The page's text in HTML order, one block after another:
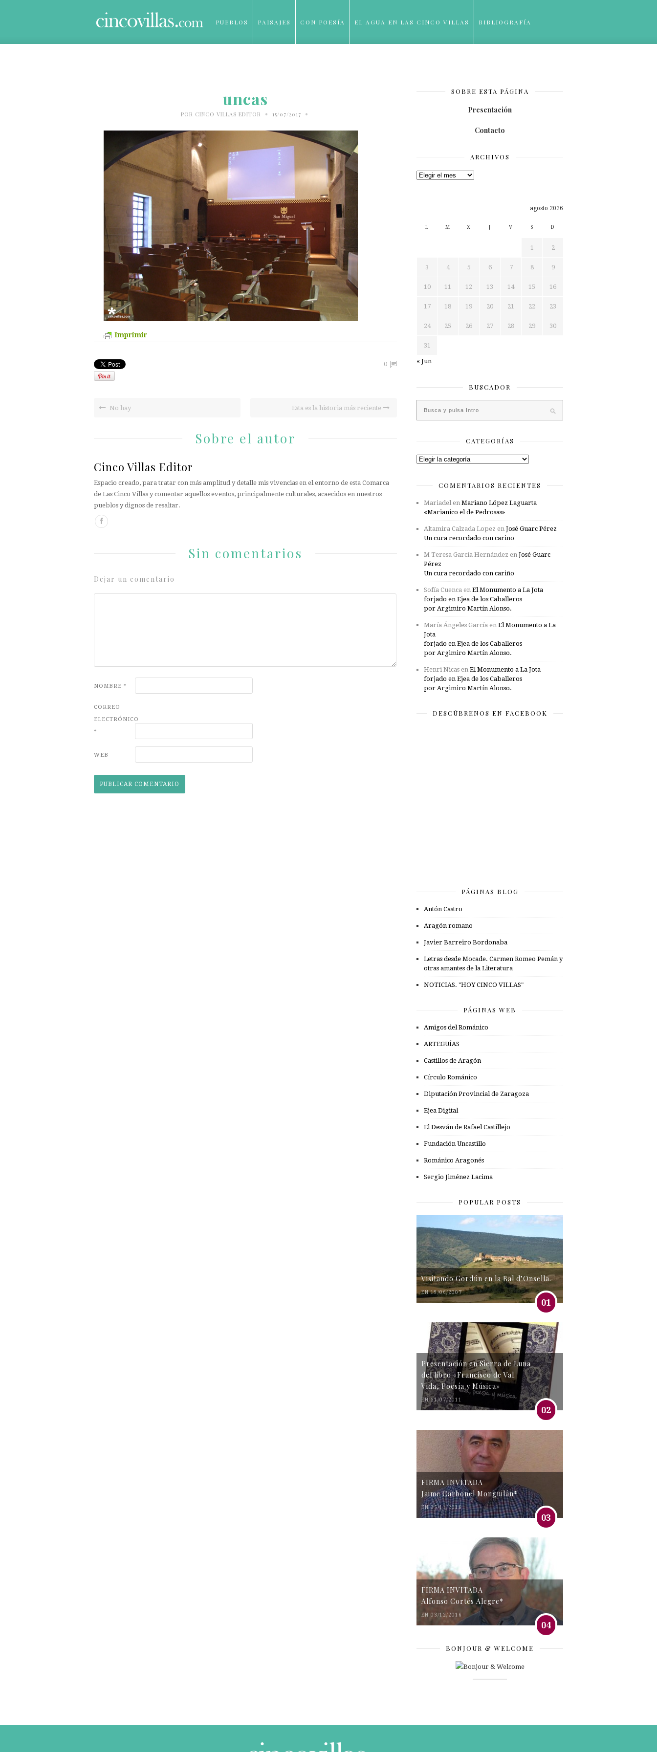
PUEBLOS PAISAJES CON POESÍA EL AGUA EN LAS CINCO VILLAS BIBLIOGRAFÍA
uncas
POR CINCO VILLAS EDITOR • 15/07/2017 •
Imprimir
0
No hay Esta es la historia más reciente
Sobre el autor
Cinco Villas Editor
Espacio creado, para tratar con más amplitud y detalle mis vivencias en el entorno de esta Comarca
de Las Cinco Villas y comentar aquellos eventos, principalmente culturales, acaecidos en nuestros
pueblos y dignos de resaltar.
Sin comentarios
Dejar un comentario
NOMBRE *
CORREO
ELECTRÓNICO
*
WEB
SOBRE ESTA PÁGINA
Presentación
Contacto
ARCHIVOS
Archivos
agosto 2026
L M X J V S D
1 2
3 4 5 6 7 8 9
10 11 12 13 14 15 16
17 18 19 20 21 22 23
24 25 26 27 28 29 30
31
« Jun
BUSCADOR
CATEGORÍAS
Categorías
COMENTARIOS RECIENTES
Mariadelen Mariano López Laguarta
«Marianico el de Pedrosas»
Altamira Calzada Lopez en José Guarc Pérez
Un cura recordado con cariño
M Teresa García Hernández en José Guarc
Pérez
Un cura recordado con cariño
Sofía Cuenca en El Monumento a La Jota
forjado en Ejea de los Caballeros
por Argimiro Martín Alonso.
María Ángeles García en El Monumento a La
Jota
forjado en Ejea de los Caballeros
por Argimiro Martín Alonso.
Henri Nicas en El Monumento a La Jota
forjado en Ejea de los Caballeros
por Argimiro Martín Alonso.
DESCÚBRENOS EN FACEBOOK
PÁGINAS BLOG
Antón Castro
Aragón romano
Javier Barreiro Bordonaba
Letras desde Mocade. Carmen Romeo Pemán y
otras amantes de la Literatura
NOTICIAS. "HOY CINCO VILLAS"
PÁGINAS WEB
Amigos del Románico
ARTEGUÍAS
Castillos de Aragón
Círculo Románico
Diputación Provincial de Zaragoza
Ejea Digital
El Desván de Rafael Castillejo
Fundación Uncastillo
Románico Aragonés
Sergio Jiménez Lacima
POPULAR POSTS
Visitando Gordún en la Bal d’Onsella.
EN 19/06/2007
01
Presentación en Sierra de Luna
del libro «Francisco de Val.
Vida, Poesía y Música»
EN 31/07/2011
02
FIRMA INVITADA
Jaime Carbonel Monguilán*
EN 05/11/2016
03
FIRMA INVITADA
Alfonso Cortés Alegre*
EN 03/12/2016
04
BONJOUR & WELCOME